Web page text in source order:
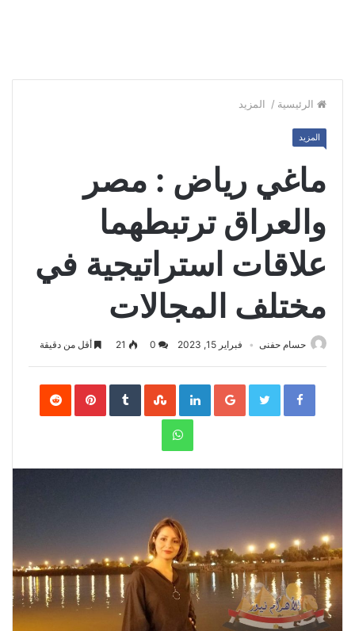
الرئيسية / المزيد
المزيد
ماغي رياض : مصر
والعراق ترتبطهما
علاقات استراتيجية في
مختلف المجالات
حسام حفنى فبراير 15, 2023 21 أقل من دقيقة
Facebook
Twitter
Google+
LinkedIn
Pinterest
WhatsApp